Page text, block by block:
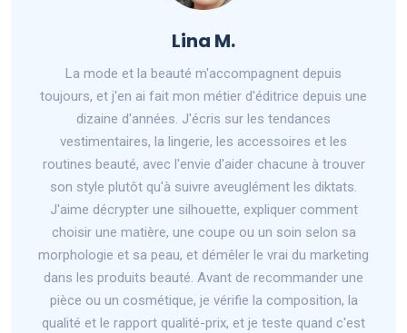
Lina M.
La mode et la beauté m'accompagnent depuis
toujours, et j'en ai fait mon métier d'éditrice depuis une
dizaine d'années. J'écris sur les tendances
vestimentaires, la lingerie, les accessoires et les
routines beauté, avec l'envie d'aider chacune à trouver
son style plutôt qu'à suivre aveuglément les diktats.
J'aime décrypter une silhouette, expliquer comment
choisir une matière, une coupe ou un soin selon sa
morphologie et sa peau, et démêler le vrai du marketing
dans les produits beauté. Avant de recommander une
pièce ou un cosmétique, je vérifie la composition, la
qualité et le rapport qualité-prix, et je teste quand c'est